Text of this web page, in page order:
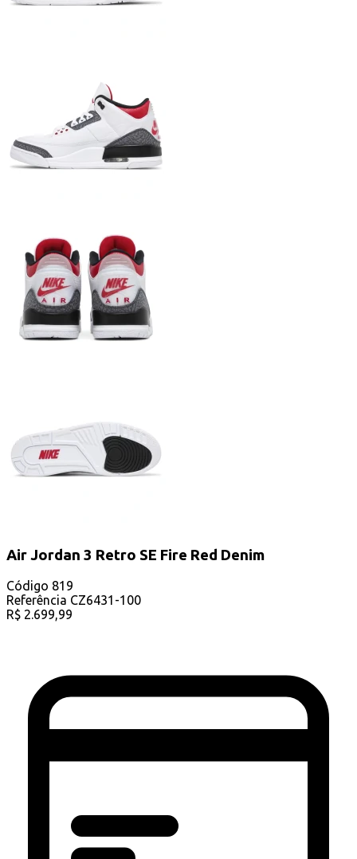
Air Jordan 3 Retro SE Fire Red Denim
Código 819
Referência CZ6431-100
R$ 2.699,99